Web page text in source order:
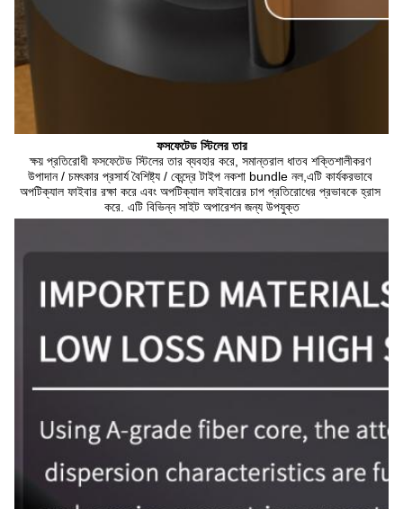
ফসফেটেড স্টিলের তার
ক্ষয় প্রতিরোধী ফসফেটেড স্টিলের তার ব্যবহার করে, সমান্তরাল ধাতব শক্তিশালীকরণ
উপাদান / চমৎকার প্রসার্য বৈশিষ্ট্য / কেন্দ্রে টাইপ নকশা bundle নল,এটি কার্যকরভাবে
অপটিক্যাল ফাইবার রক্ষা করে এবং অপটিক্যাল ফাইবারের চাপ প্রতিরোধের প্রভাবকে হ্রাস
করে. এটি বিভিন্ন সাইট অপারেশন জন্য উপযুক্ত